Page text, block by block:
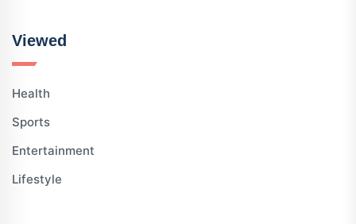
Viewed
Health
Sports
Entertainment
Lifestyle